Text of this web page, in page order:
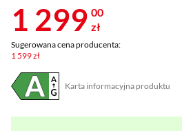
1 299 00
zł
Sugerowana cena producenta:
1 599 zł
Karta informacyjna produktu
Plik w formacie pdf
(otworzy się w nowym oknie)